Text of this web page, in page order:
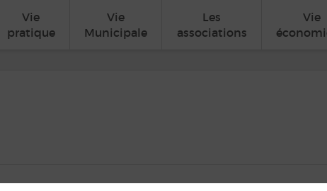
Vie
pratique
Vie
Municipale
Les
associations
Vie